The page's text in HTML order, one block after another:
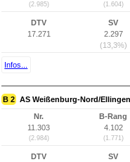
(2.985) (1.604)
DTV
17.271
SV
2.297
(13,3%)
Infos...
B 2 AS Weißenburg-Nord/
Nr.
11.303
(2.984)
B-Rang
4.102
(1.771)
DTV
SV